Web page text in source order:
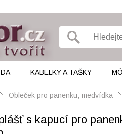
KABELKY A TAŠKY
Obleček pro panenku, medvídka
s kapucí pro